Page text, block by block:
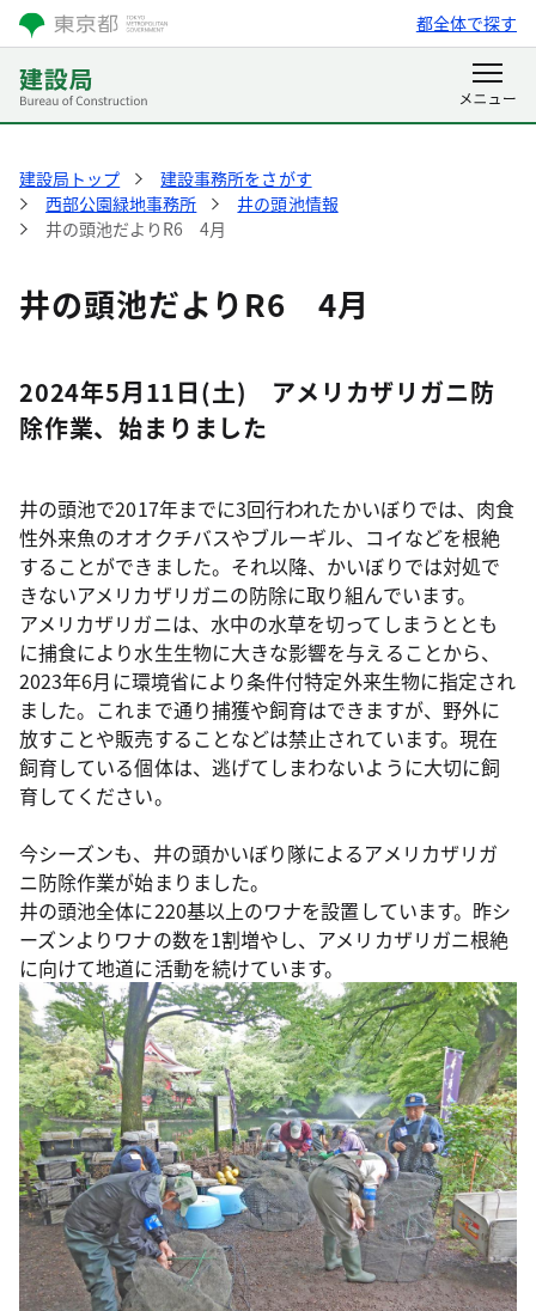
都全体で探す
建設局トップ
建設事務所をさがす
西部公園緑地事務所
井の頭池情報
井の頭池だよりR6 4月
井の頭池だよりR6 4月
2024年5月11日(土) アメリカザリガニ防
除作業、始まりました
井の頭池で2017年までに3回行われたかいぼりでは、肉食
性外来魚のオオクチバスやブルーギル、コイなどを根絶
することができました。それ以降、かいぼりでは対処で
きないアメリカザリガニの防除に取り組んでいます。
アメリカザリガニは、水中の水草を切ってしまうととも
に捕食により水生生物に大きな影響を与えることから、
2023年6月に環境省により条件付特定外来生物に指定され
ました。これまで通り捕獲や飼育はできますが、野外に
放すことや販売することなどは禁止されています。現在
飼育している個体は、逃げてしまわないように大切に飼
育してください。
今シーズンも、井の頭かいぼり隊によるアメリカザリガ
ニ防除作業が始まりました。
井の頭池全体に220基以上のワナを設置しています。昨シ
ーズンよりワナの数を1割増やし、アメリカザリガニ根絶
に向けて地道に活動を続けています。